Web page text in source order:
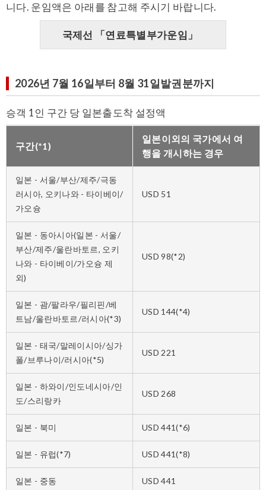
니다. 운임액은 아래를 참고해 주시기 바랍니다.
국제선 「연료특별부가운임」
2026년 7월 16일부터 8월 31일발권분까지
승객 1인 구간 당 일본출도착 설정액
구간(*1)
일본이외의 국가에서 여
행을 개시하는 경우
일본 - 서울/부산/제주/극동
러시아, 오키나와 - 타이베이/
가오슝
USD 51
일본 - 동아시아(일본 - 서울/
부산/제주/울란바토르, 오키
나와 - 타이베이/가오슝 제
외)
USD 98(*2)
일본 - 괌/팔라우/필리핀/베
트남/울란바토르/러시아(*3)
USD 144(*4)
일본 - 태국/말레이시아/싱가
폴/브루나이/러시아(*5)
USD 221
일본 - 하와이/인도네시아/인
도/스리랑카
USD 268
일본 - 북미 USD 441(*6)
일본 - 유럽(*7) USD 441(*8)
일본 - 중동 USD 441